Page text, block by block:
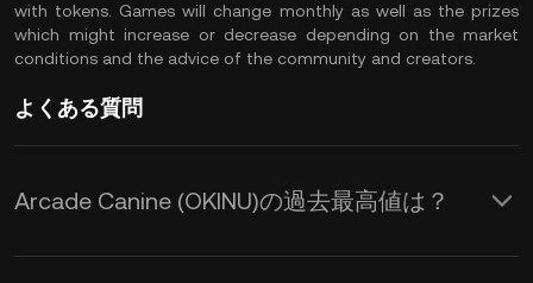
with tokens. Games will change monthly as well as the prizes
which might increase or decrease depending on the market
conditions and the advice of the community and creators.
よくある質問
Arcade Canine (OKINU)の過去最高値は？